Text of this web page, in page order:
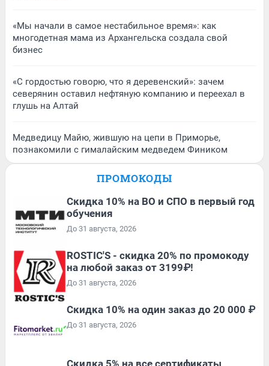
«Мы начали в самое нестабильное время»: как
многодетная мама из Архангельска создала свой
бизнес
«С гордостью говорю, что я деревенский»: зачем
северянин оставил нефтяную компанию и переехал в
глушь на Алтай
Медведицу Майю, жившую на цепи в Приморье,
познакомили с гималайским медведем Фиником
ПРОМОКОДЫ
Скидка 10% на ВО и СПО в первый год
обучения
До 31 августа, 2026
ROSTIC'S - скидка 20% по промокоду
на любой заказ от 3199₽!
До 31 августа, 2026
Скидка 10% на один заказ до 20 000 ₽
До 31 августа, 2026
Скидка 5% на все сертификаты